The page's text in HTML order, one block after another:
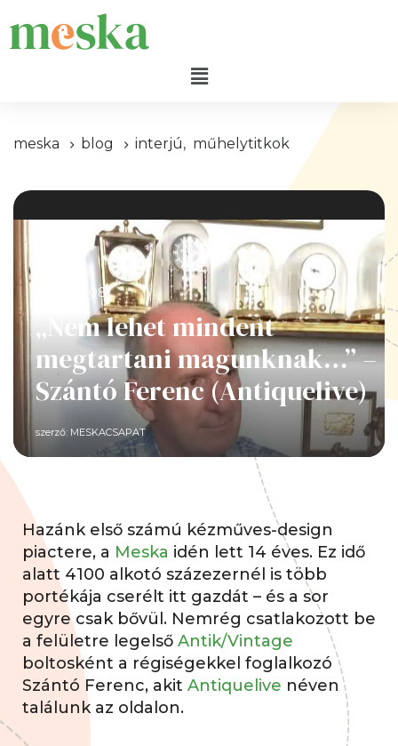
meska blog interjú, műhelytitkok
2022.08.08.
„Nem lehet mindent
megtartani magunknak…” –
Szántó Ferenc (Antiquelive)
szerző: MESKACSAPAT
Hazánk első számú kézműves-design
piactere, a Meska idén lett 14 éves. Ez idő
alatt 4100 alkotó százezernél is több
portékája cserélt itt gazdát – és a sor
egyre csak bővül. Nemrég csatlakozott be
a felületre legelső Antik/Vintage
boltosként a régiségekkel foglalkozó
Szántó Ferenc, akit Antiquelive néven
találunk az oldalon.